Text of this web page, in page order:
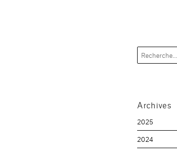
Recherche
pour :
Archives
2025
2024